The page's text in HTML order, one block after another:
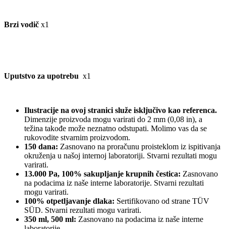
Brzi vodič x1
Uputstvo za upotrebu x1
Ilustracije na ovoj stranici služe isključivo kao referenca.
Dimenzije proizvoda mogu varirati do 2 mm (0,08 in), a
težina takođe može neznatno odstupati. Molimo vas da se
rukovodite stvarnim proizvodom.
150 dana: Zasnovano na proračunu proisteklom iz ispitivanja
okruženja u našoj internoj laboratoriji. Stvarni rezultati mogu
varirati.
13.000 Pa, 100% sakupljanje krupnih čestica: Zasnovano
na podacima iz naše interne laboratorije. Stvarni rezultati
mogu varirati.
100% otpetljavanje dlaka: Sertifikovano od strane TÜV
SÜD. Stvarni rezultati mogu varirati.
350 ml, 500 ml: Zasnovano na podacima iz naše interne